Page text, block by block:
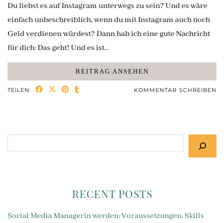
Du liebst es auf Instagram unterwegs zu sein? Und es wäre
einfach unbeschreiblich, wenn du mit Instagram auch noch
Geld verdienen würdest? Dann hab ich eine gute Nachricht
für dich: Das geht! Und es ist…
BEITRAG ANSEHEN
TEILEN: KOMMENTAR SCHREIBEN
RECENT POSTS
Social Media Managerin werden: Voraussetzungen, Skills